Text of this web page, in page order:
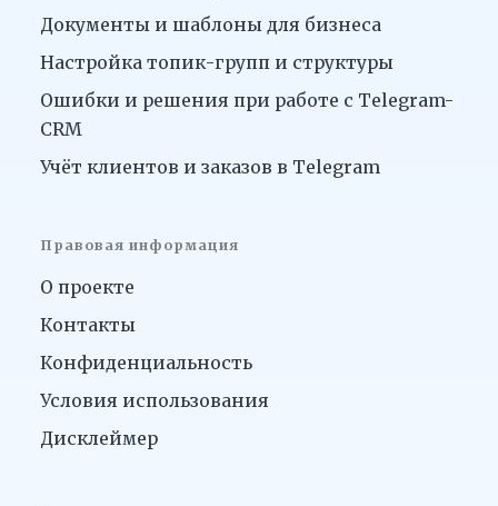
Документы и шаблоны для бизнеса
Настройка топик-групп и структуры
Ошибки и решения при работе с Telegram-
CRM
Учёт клиентов и заказов в Telegram
Правовая информация
О проекте
Контакты
Конфиденциальность
Условия использования
Дисклеймер